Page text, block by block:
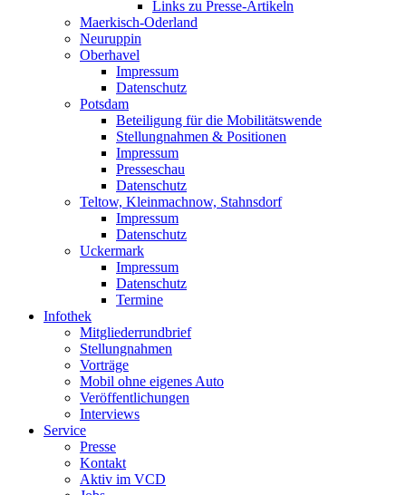
Links zu Presse-Artikeln
Maerkisch-Oderland
Neuruppin
Oberhavel
Impressum
Datenschutz
Potsdam
Beteiligung für die Mobilitätswende
Stellungnahmen & Positionen
Impressum
Presseschau
Datenschutz
Teltow, Kleinmachnow, Stahnsdorf
Impressum
Datenschutz
Uckermark
Impressum
Datenschutz
Termine
Infothek
Mitgliederrundbrief
Stellungnahmen
Vorträge
Mobil ohne eigenes Auto
Veröffentlichungen
Interviews
Service
Presse
Kontakt
Aktiv im VCD